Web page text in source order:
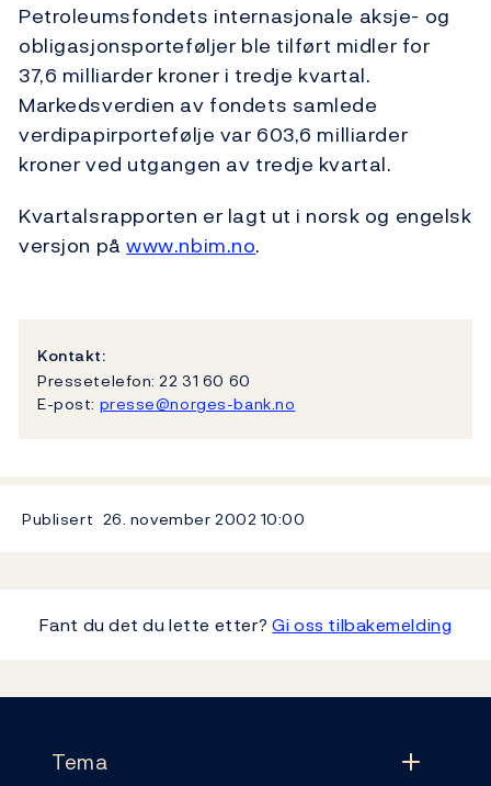
Petroleumsfondets internasjonale aksje- og
obligasjonsporteføljer ble tilført midler for
37,6 milliarder kroner i tredje kvartal.
Markedsverdien av fondets samlede
verdipapirportefølje var 603,6 milliarder
kroner ved utgangen av tredje kvartal.
Kvartalsrapporten er lagt ut i norsk og engelsk
versjon påwww.nbim.no.
Kontakt:
Pressetelefon: 22 31 60 60
E-post: presse@norges-bank.no
Publisert 26. november 2002 10:00
Fant du det du lette etter?Gi oss tilbakemelding
Tema